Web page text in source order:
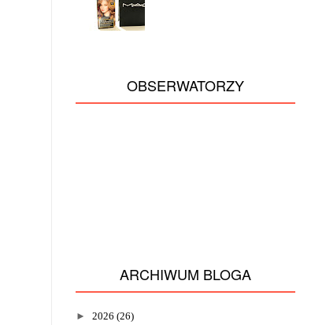
OBSERWATORZY
ARCHIWUM BLOGA
► 2026 (26)